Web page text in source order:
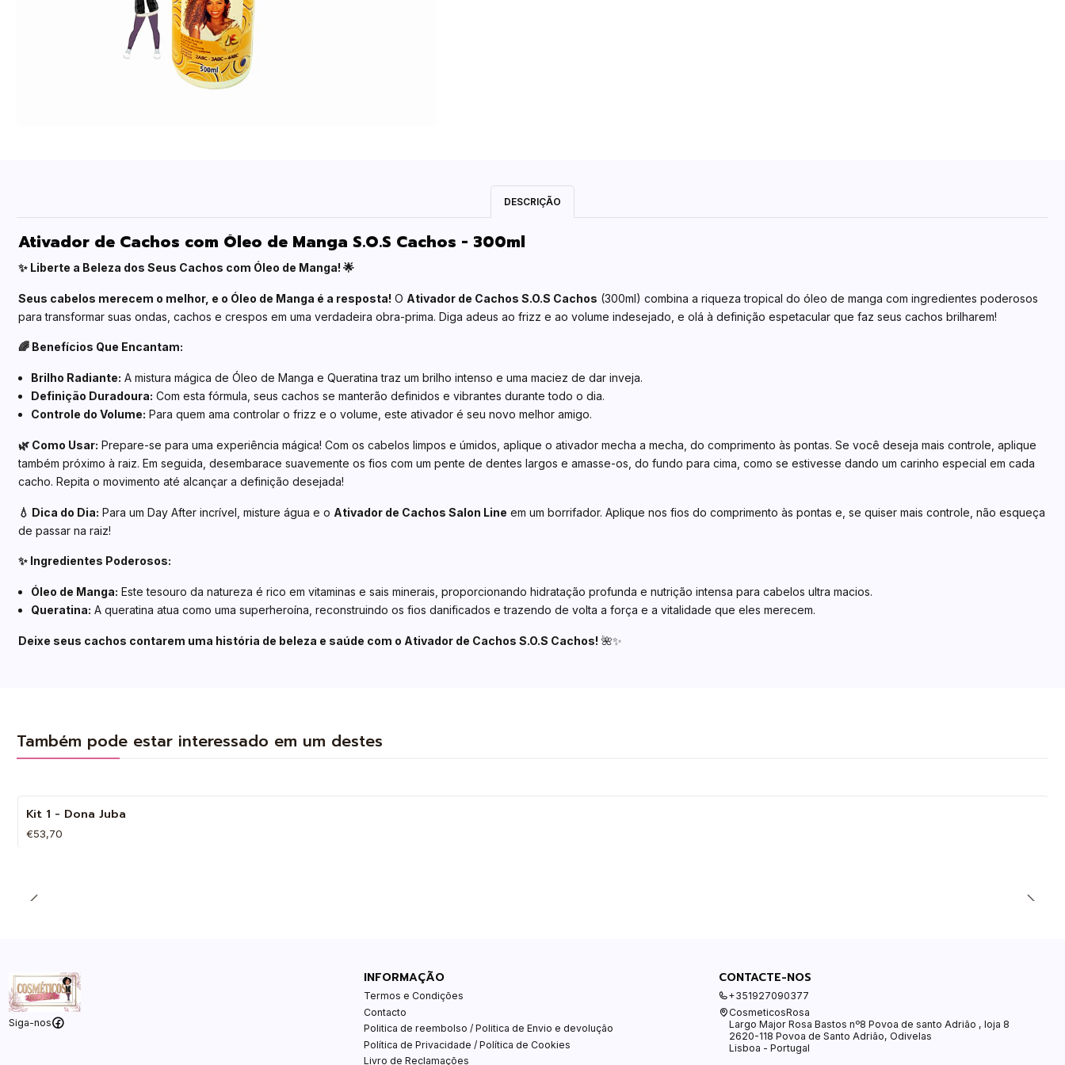
DESCRIÇÃO
Ativador de Cachos com Óleo de Manga S.O.S Cachos - 300ml
✨ Liberte a Beleza dos Seus Cachos com Óleo de Manga! 🌟
Seus cabelos merecem o melhor, e o Óleo de Manga é a resposta! O Ativador de Cachos S.O.S Cachos (300ml) combina a riqueza tropical do óleo de manga com ingredientes poderosos
para transformar suas ondas, cachos e crespos em uma verdadeira obra-prima. Diga adeus ao frizz e ao volume indesejado, e olá à definição espetacular que faz seus cachos brilharem!
🌈 Benefícios Que Encantam:
Brilho Radiante: A mistura mágica de Óleo de Manga e Queratina traz um brilho intenso e uma maciez de dar inveja.
Definição Duradoura: Com esta fórmula, seus cachos se manterão definidos e vibrantes durante todo o dia.
Controle do Volume: Para quem ama controlar o frizz e o volume, este ativador é seu novo melhor amigo.
🌿 Como Usar: Prepare-se para uma experiência mágica! Com os cabelos limpos e úmidos, aplique o ativador mecha a mecha, do comprimento às pontas. Se você deseja mais controle, aplique
também próximo à raiz. Em seguida, desembarace suavemente os fios com um pente de dentes largos e amasse-os, do fundo para cima, como se estivesse dando um carinho especial em cada
cacho. Repita o movimento até alcançar a definição desejada!
💧 Dica do Dia: Para um Day After incrível, misture água e o Ativador de Cachos Salon Line em um borrifador. Aplique nos fios do comprimento às pontas e, se quiser mais controle, não esqueça
de passar na raiz!
✨ Ingredientes Poderosos:
Óleo de Manga: Este tesouro da natureza é rico em vitaminas e sais minerais, proporcionando hidratação profunda e nutrição intensa para cabelos ultra macios.
Queratina: A queratina atua como uma superheroína, reconstruindo os fios danificados e trazendo de volta a força e a vitalidade que eles merecem.
Deixe seus cachos contarem uma história de beleza e saúde com o Ativador de Cachos S.O.S Cachos! 🌺✨
Também pode estar interessado em um destes
Kit 1 - Dona Juba
€53,70
Siga-nos
INFORMAÇÃO
Termos e Condições
Contacto
Politica de reembolso / Politica de Envio e devolução
Política de Privacidade / Política de Cookies
Livro de Reclamações
CONTACTE-NOS
+351927090377
CosmeticosRosa
Largo Major Rosa Bastos nº8 Povoa de santo Adrião , loja 8
2620-118 Povoa de Santo Adrião, Odivelas
Lisboa - Portugal